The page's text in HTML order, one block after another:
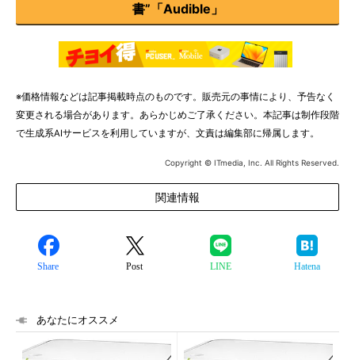
書”「Audible」
※価格情報などは記事掲載時点のものです。販売元の事情により、予告なく
変更される場合があります。あらかじめご了承ください。本記事は制作段階
で生成系AIサービスを利用していますが、文責は編集部に帰属します。
Copyright © ITmedia, Inc. All Rights Reserved.
関連情報
Share Post LINE Hatena
あなたにオススメ